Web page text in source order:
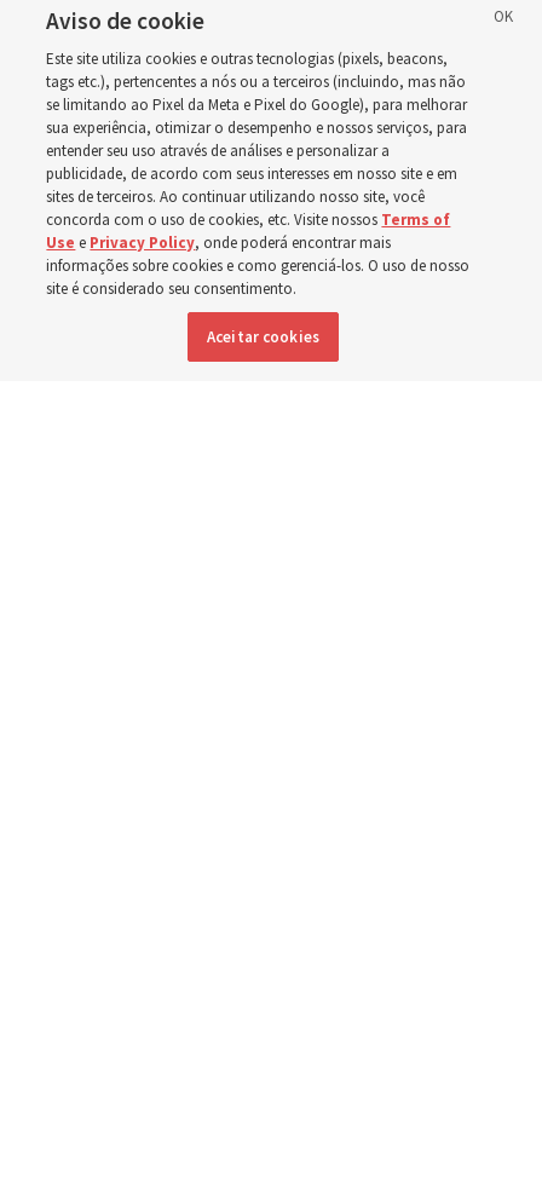
em Wyoming
A dedicação do Templo Cody Wyoming em outubro será
a primeira realizada por Élder Clark G. Gilbert
7 agosto 2026, 2:40 p.m. MDT Compartilhar
Aviso de cookie
Este site utiliza cookies e outras tecnologias (pixels, beacons,
tags etc.), pertencentes a nós ou a terceiros (incluindo, mas não
se limitando ao Pixel da Meta e Pixel do Google), para melhorar
sua experiência, otimizar o desempenho e nossos serviços, para
entender seu uso através de análises e personalizar a
publicidade, de acordo com seus interesses em nosso site e em
sites de terceiros. Ao continuar utilizando nosso site, você
concorda com o uso de cookies, etc. Visite nossos Terms of
Use e Privacy Policy, onde poderá encontrar mais
informações sobre cookies e como gerenciá-los. O uso de nosso
site é considerado seu consentimento.
Aceitar cookies